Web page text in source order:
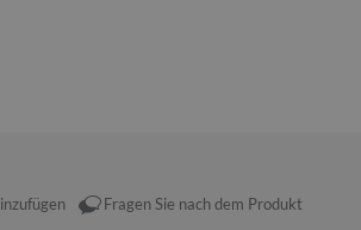
Fragen Sie nach dem Produkt